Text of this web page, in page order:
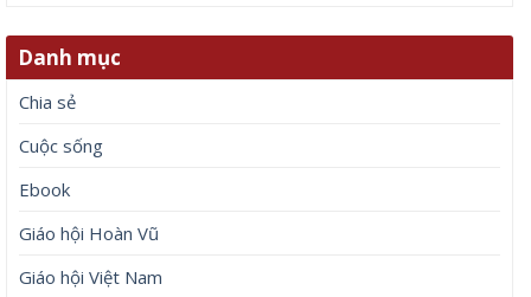
Danh mục
Chia sẻ
Cuộc sống
Ebook
Giáo hội Hoàn Vũ
Giáo hội Việt Nam